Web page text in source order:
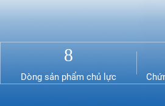
8
Dòng sản phẩm chủ lực